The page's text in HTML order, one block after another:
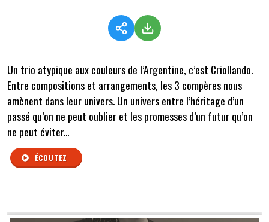
Un trio atypique aux couleurs de l’Argentine, c’est Criollando.
Entre compositions et arrangements, les 3 compères nous
amènent dans leur univers. Un univers entre l’héritage d’un
passé qu’on ne peut oublier et les promesses d’un futur qu’on
ne peut éviter...
ÉCOUTEZ